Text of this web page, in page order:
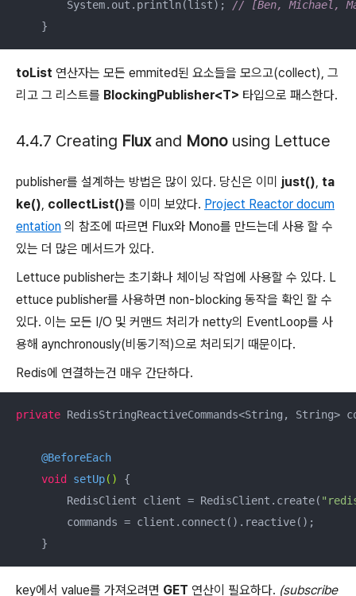
        System.out.println(list);
// [Ben, Michael,
    }
toList 연산자는 모든 emmited된 요소들을 모으고(collect), 그
리고 그 리스트를 BlockingPublisher<T> 타입으로 패스한다.
4.4.7 Creating Fluxand Mono using Lettuce
publisher를 설계하는 방법은 많이 있다. 당신은 이미 just(), ta
ke(), collectList()를 이미 보았다. Project Reactor docum
entation 의 참조에 따르면 Flux와 Mono를 만드는데 사용 할 수
있는 더 많은 메서드가 있다.
Lettuce publisher는 초기화나 체이닝 작업에 사용할 수 있다. L
ettuce publisher를 사용하면 non-blocking 동작을 확인 할 수
있다. 이는 모든 I/O 및 커맨드 처리가 netty의 EventLoop를 사
용해 aynchronously(비동기적)으로 처리되기 때문이다.
Redis에 연결하는건 매우 간단하다.
private RedisStringReactiveCommands<String, String>
@BeforeEach
void
setUp()
{
        RedisClient client = RedisClient.create(
        commands = client.connect().reactive();
    }
key에서 value를 가져오려면 GET 연산이 필요하다. (subscribe